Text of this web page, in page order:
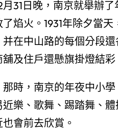
31日晚，南京就舉辦
焰火。1931年除夕當
在中山路的每個分段
及住戶還懸旗掛燈結彩
時，南京的年夜中小
樂、歌舞、踢踏舞、
會前去欣賞。